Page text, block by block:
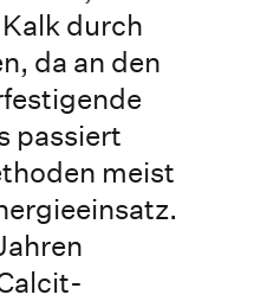
durch
da an den
passiert
meist